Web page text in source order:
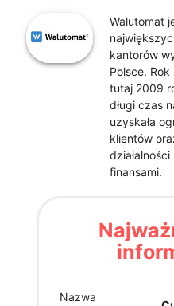
Walutomat
kantorów
Polsce. Rok
tutaj 2009
długi czas
uzyskała
klientów
finansami.
Nazwa